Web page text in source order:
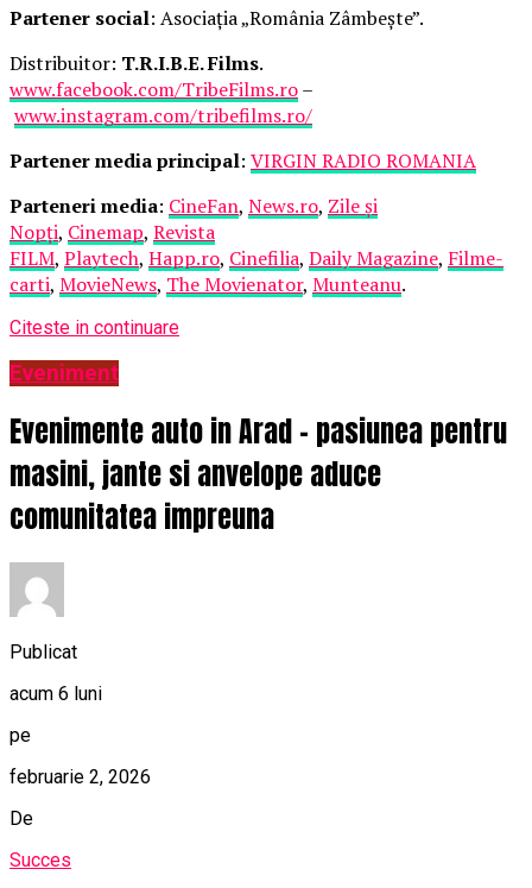
Partener social: Asociația „România Zâmbește”.
Distribuitor: T.R.I.B.E. Films.
www.facebook.com/TribeFilms.ro–
www.instagram.com/tribefilms.ro/
Partener media principal: VIRGIN RADIO ROMANIA
Parteneri media: CineFan, News.ro, Zile și
Nopți, Cinemap, Revista
FILM, Playtech, Happ.ro, Cinefilia, Daily Magazine, Filme-
carti, MovieNews, The Movienator, Munteanu.
Citeste in continuare
Eveniment
Evenimente auto in Arad – pasiunea pentru
masini, jante si anvelope aduce
comunitatea impreuna
Publicat
acum 6 luni
pe
februarie 2, 2026
De
Succes